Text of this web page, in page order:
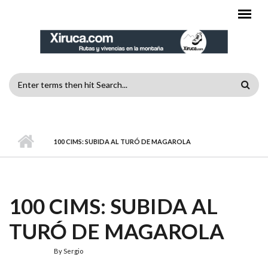
FORMULARIO
BÚSQUEDA
100 CIMS: SUBIDA AL TURÓ DE MAGAROLA
100 CIMS: SUBIDA AL
TURÓ DE MAGAROLA
BySergio